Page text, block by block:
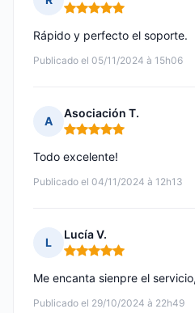
Nota: 5 de 5
Publicado el 05/11/2024 à 15h06
Rápido y perfecto el soporte.
A
Asociación T.
Nota: 5 de 5
Publicado el 04/11/2024 à 12h13
Todo excelente!
L
Lucía V.
Nota: 5 de 5
Publicado el 29/10/2024 à 22h49
Me encanta sienpre el